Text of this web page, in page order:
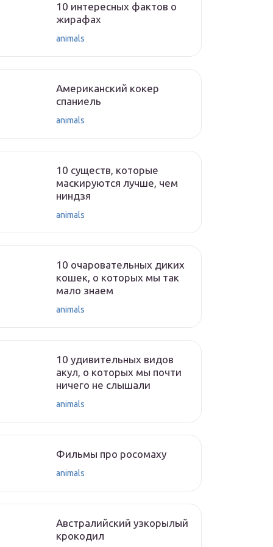
10 интересных фактов о
жирафах
animals
Американский кокер
спаниель
animals
10 существ, которые
маскируются лучше, чем
ниндзя
animals
10 очаровательных диких
кошек, о которых мы так
мало знаем
animals
10 удивительных видов
акул, о которых мы почти
ничего не слышали
animals
Фильмы про росомаху
animals
Австралийский узкорылый
крокодил